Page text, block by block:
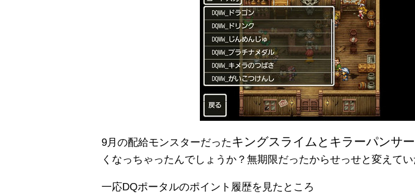
9月の配給モンスターだった キングスライムとキラーパンサ
くなっちゃったんでしょうか？無期限だったからせっせと変えてい
一応DQポータルのポイント履歴を見たところ